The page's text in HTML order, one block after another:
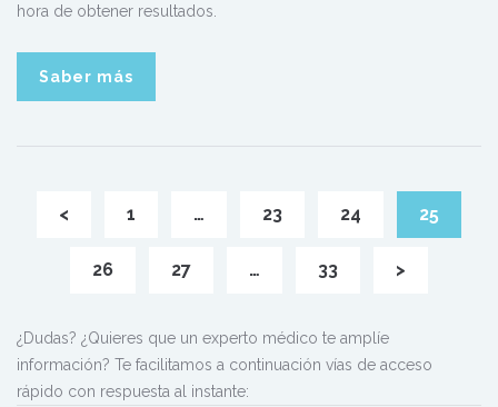
hora de obtener resultados.
Saber más
< 1 … 23 24 25
26 27 … 33 >
¿Dudas? ¿Quieres que un experto médico te amplíe
información? Te facilitamos a continuación vías de acceso
rápido con respuesta al instante: